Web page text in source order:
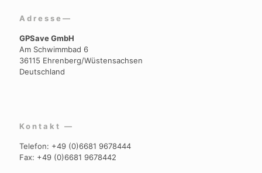
Adresse—
GPSave GmbH
Am Schwimmbad 6
36115 Ehrenberg/Wüstensachsen
Deutschland
Kontakt —
Telefon: +49 (0)6681 9678444
Fax: +49 (0)6681 9678442